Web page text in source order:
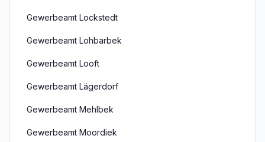
Gewerbeamt Lockstedt
Gewerbeamt Lohbarbek
Gewerbeamt Looft
Gewerbeamt Lägerdorf
Gewerbeamt Mehlbek
Gewerbeamt Moordiek